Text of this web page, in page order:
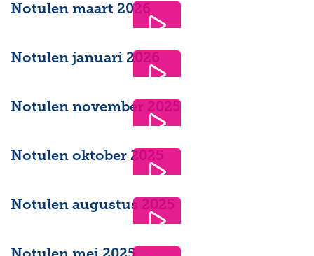
Notulen maart 2026
Notulen januari 2026
Notulen november 2025
Notulen oktober 2025
Notulen augustus 2025